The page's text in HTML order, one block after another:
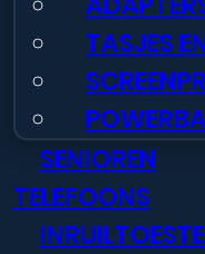
TASJES
SENIOREN
TELEFOONS
Nieuws
Neem
B2B
blauw
aantal
Voor15:59